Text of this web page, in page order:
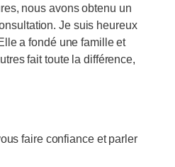
nous avons obtenu un
Je suis heureux
a fondé une famille et
fait toute la différence,
faire confiance et parler